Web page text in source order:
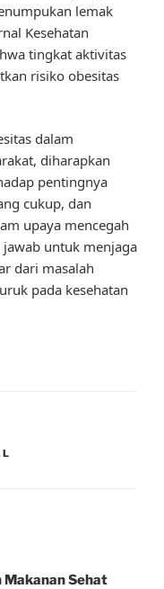
lemak
Kesehatan
tingkat aktivitas
risiko obesitas
dalam
diharapkan
pentingnya
cukup, dan
upaya mencegah
untuk menjaga
dari masalah
pada kesehatan
Makanan Sehat